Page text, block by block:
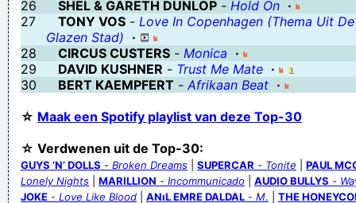
26
SHEL & GARETH DUNLOP - Hold On ·
27
TONY VOS - Love In Copenhagen (Thema Uit De
Glazen Stad) ·
28
CIRCUS CUSTERS - Monica ·
29
DAVID KUSHNER - Trust Me Mate ·
30
BERT KAEMPFERT - Afrikaan Beat ·
☆ Maak een Spotify playlist van deze Top-30
☆ Verdwenen uit de Top-30:
GUYS ’N’ DOLLS - Broken Dreams SUPERCAR - Tonite
PAUL
Lonely Nights
MARILLION - Incommunicado AUDIO BULLYS -
JOKE - Love Like Blood ANıL EMRE DALDAL - M. THE